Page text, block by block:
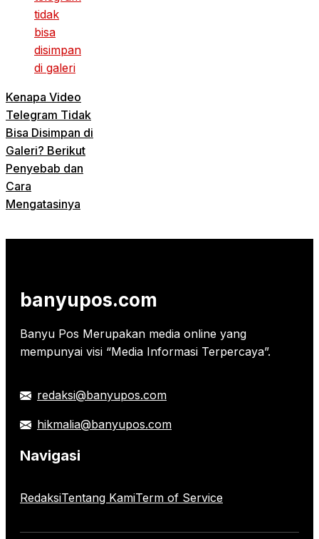
Kenapa Video
Telegram Tidak
Bisa Disimpan di
Galeri? Berikut
Penyebab dan
Cara
Mengatasinya
banyupos.com
Banyu Pos Merupakan media online yang
mempunyai visi “Media Informasi Terpercaya”.
redaksi@banyupos.com
hikmalia@banyupos.com
Navigasi
RedaksiTentang KamiTerm of Service